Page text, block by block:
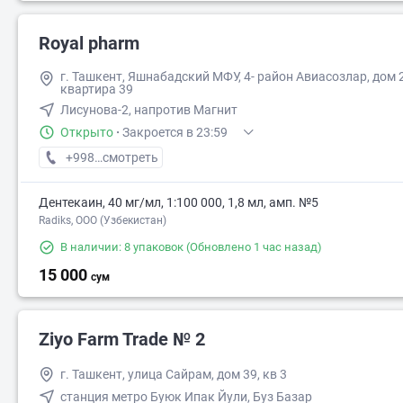
Royal pharm
г. Ташкент, Яшнабадский МФУ, 4- район Авиасозлар, дом
квартира 39
Лисунова-2, напротив Магнит
Открыто · Закроется в 23:59
+998 (91) XXX-XX-XX
смотреть
Дентекаин, 40 мг/мл, 1:100 000, 1,8 мл, амп. №5
Radiks, ООО (Узбекистан)
В наличии: 8 упаковок (Обновлено 1 час назад)
15 000 сум
Ziyo Farm Trade № 2
г. Ташкент, улица Сайрам, дом 39, кв 3
станция метро Буюк Ипак Йули, Буз Базар